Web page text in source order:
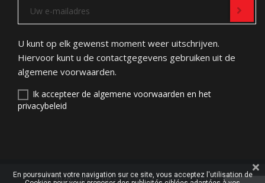
U kunt op elk gewenst moment weer uitschrijven.
Hiervoor kunt u de contactgegevens gebruiken uit de
algemene voorwaarden.
Ik accepteer de algemene voorwaarden en het
privacybeleid
© 2026 - jpvos.be -Created By NageoConcept
En poursuivant votre navigation sur ce site, vous acceptez l'utilisation de